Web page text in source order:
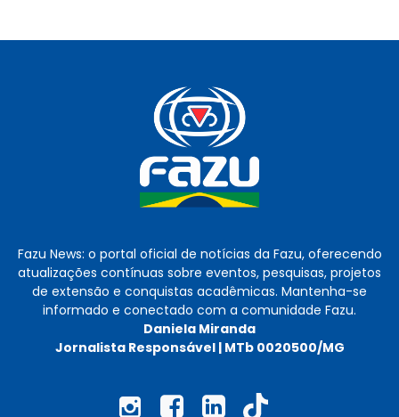
Fazu News: o portal oficial de notícias da Fazu, oferecendo
atualizações contínuas sobre eventos, pesquisas, projetos
de extensão e conquistas acadêmicas. Mantenha-se
informado e conectado com a comunidade Fazu.
Daniela Miranda
Jornalista Responsável | MTb 0020500/MG